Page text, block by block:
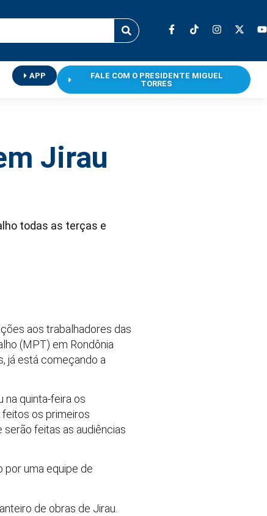
APP
FALE COM O PRESIDENTE MIGUEL
TORRES
Jirau
todas as terças e
aos trabalhadores das
(MPT) em Rondônia
já está começando a
na quinta-feira os
feitos os primeiros
feitas as audiências
por uma equipe de
de obras de Jirau.